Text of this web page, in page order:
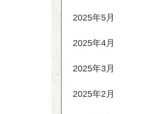
2025年5月
2025年4月
2025年3月
2025年2月